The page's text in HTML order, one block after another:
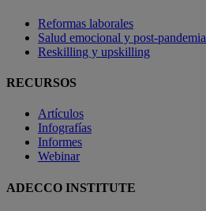
Reformas laborales
Salud emocional y post-pandemia
Reskilling y upskilling
RECURSOS
Artículos
Infografías
Informes
Webinar
ADECCO INSTITUTE